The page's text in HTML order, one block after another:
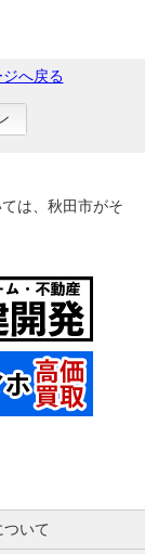
ジへ戻る
は、秋田市がそ
いて